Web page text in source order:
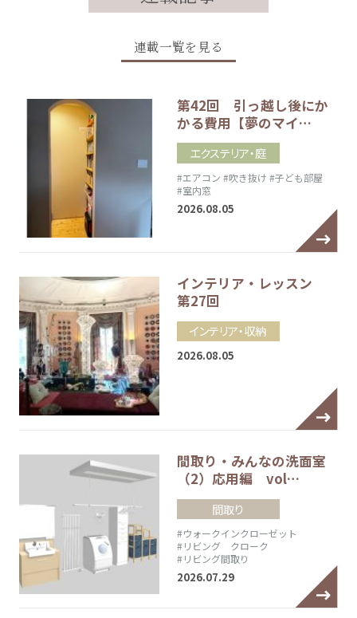
連載一覧を見る
第42回 引っ越し後にか
かる費用【夢のマイ…
エクステリア・庭
#エアコン #吹き抜け #子ども部屋
#室内窓
2026.08.05
インテリア・レッスン
第27回
インテリア・収納
2026.08.05
間取り・みんなの洗面室
（2）応用編 vol…
間取り
#ウォークインクローゼット
#リビング クローク
#リビング間取り
2026.07.29